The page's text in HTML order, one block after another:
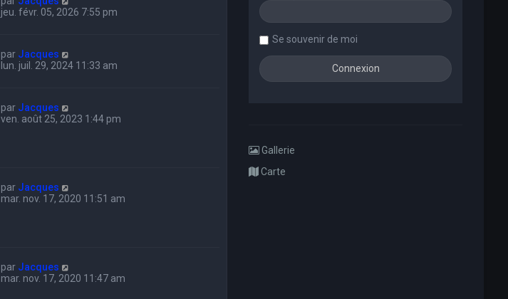
jeu. févr. 05, 2026 7:55 pm
par Jacques
lun. juil. 29, 2024 11:33 am
par Jacques
ven. août 25, 2023 1:44 pm
par Jacques
mar. nov. 17, 2020 11:51 am
par Jacques
mar. nov. 17, 2020 11:47 am
Se souvenir de moi
Gallerie
Carte